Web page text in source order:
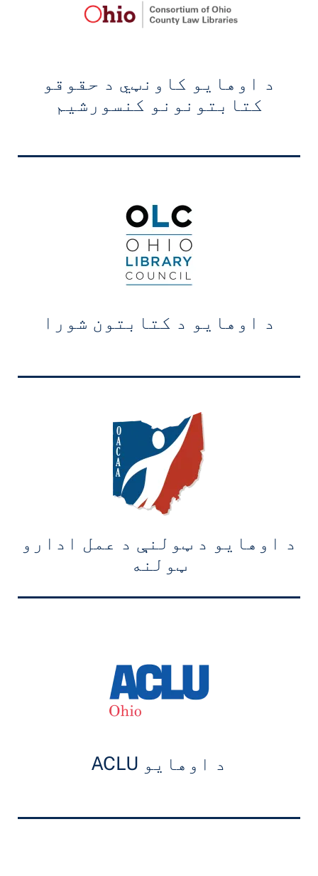
د اوهایو کاونټي د حقوقو
کتابتونونو کنسورشیم
د اوهایو د کتابتون شورا
د اوهایو د ټولنې د عمل ادارو
ټولنه
د اوهایو ACLU